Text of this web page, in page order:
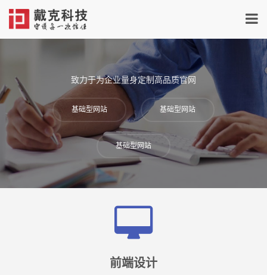
致力于为企业量身定制高品质官网
基础型网站 基础型网站
基础型网站
前端设计